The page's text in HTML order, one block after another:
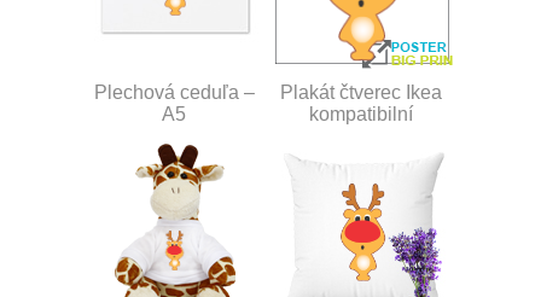
Plechová ceduľa –
A5
Plakát čtverec Ikea
kompatibilní